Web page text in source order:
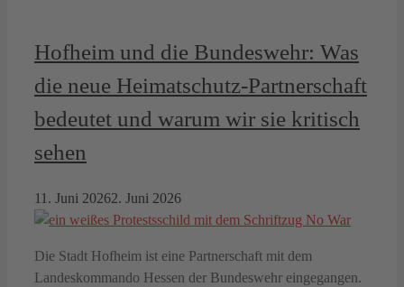
Hofheim und die Bundeswehr: Was
die neue Heimatschutz-Partnerschaft
bedeutet und warum wir sie kritisch
sehen
11. Juni 20262. Juni 2026
Die Stadt Hofheim ist eine Partnerschaft mit dem
Landeskommando Hessen der Bundeswehr eingegangen.